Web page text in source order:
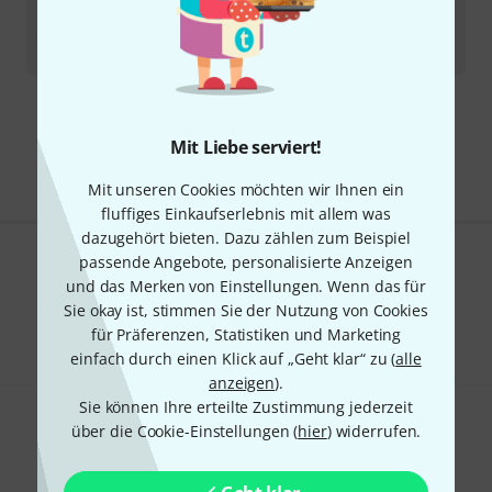
Mit Liebe serviert!
Mit unseren Cookies möchten wir Ihnen ein
fluffiges Einkaufserlebnis mit allem was
dazugehört bieten. Dazu zählen zum Beispiel
passende Angebote, personalisierte Anzeigen
und das Merken von Einstellungen. Wenn das für
Sie okay ist, stimmen Sie der Nutzung von Cookies
für Präferenzen, Statistiken und Marketing
einfach durch einen Klick auf „Geht klar“ zu (alle
anzeigen).
Sie können Ihre erteilte Zustimmung jederzeit
über die Cookie-Einstellungen (hier) widerrufen.
7
Sofort lieferbar
€
Alle Preise inkl. MwSt.
Gefällt Ihnen, was Sie sehen?
Teilen Hilfe & Feedback